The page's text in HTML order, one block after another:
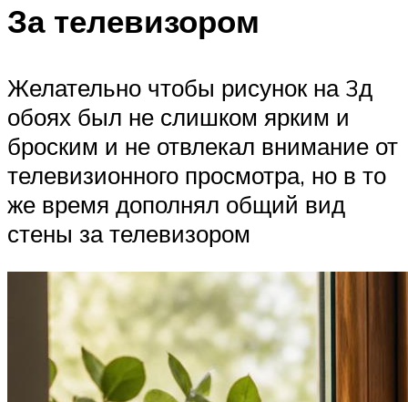
За телевизором
Желательно чтобы рисунок на 3д
обоях был не слишком ярким и
броским и не отвлекал внимание от
телевизионного просмотра, но в то
же время дополнял общий вид
стены за телевизором